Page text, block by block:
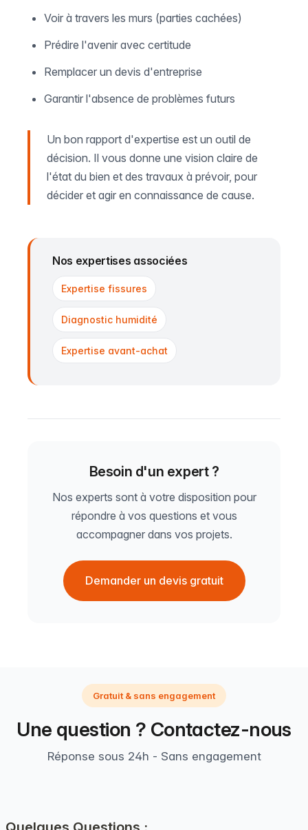
Voir à travers les murs (parties cachées)
Prédire l'avenir avec certitude
Remplacer un devis d'entreprise
Garantir l'absence de problèmes futurs
Un bon rapport d'expertise est un outil de
décision. Il vous donne une vision claire de
l'état du bien et des travaux à prévoir, pour
décider et agir en connaissance de cause.
Nos expertises associées
Expertise fissures
Diagnostic humidité
Expertise avant-achat
Besoin d'un expert ?
Nos experts sont à votre disposition pour
répondre à vos questions et vous
accompagner dans vos projets.
Demander un devis gratuit
Gratuit & sans engagement
Une question ? Contactez-nous
Réponse sous 24h - Sans engagement